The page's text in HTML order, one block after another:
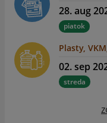
28. aug
piatok
Plasty,
02. sep
streda